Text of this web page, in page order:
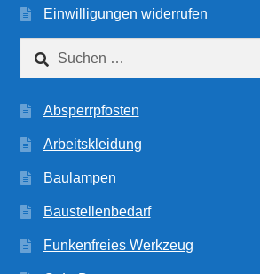
Einwilligungen widerrufen
nach:
Absperrpfosten
Arbeitskleidung
Baulampen
Baustellenbedarf
Funkenfreies Werkzeug